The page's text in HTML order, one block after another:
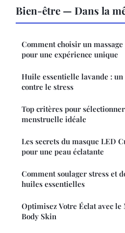
Bien-être — Dans la
Comment choisir un
pour une expérience unique
Huile essentielle lavande :
contre le stress
Top critères pour
menstruelle idéale
Les secrets du masque LED
pour une peau éclatante
Comment soulager stress et
huiles essentielles
Optimisez Votre Éclat avec
Body Skin